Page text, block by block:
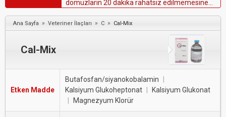
domuz arın 20 dakika rahatsız edi memesine
izinverin.
Ana Sayfa » Veteriner İlaçları » C » Cal-Mix
Cal-Mix
Etken Madde
Butafosfan/siyanokobalamin
Kalsiyum Glukoheptonat
Kalsiyum Glukonat
Magnezyum Klorür